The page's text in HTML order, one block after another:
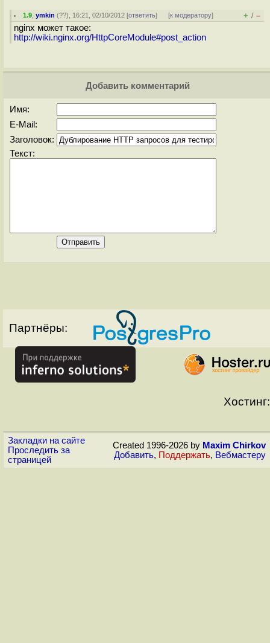
1.9 ,ymkin (??), 16:21, 02/10/2012 [ответить] [к модератору] + / –
nginx может такое:
http://wiki.nginx.org/HttpCoreModule#post_action
Добавить комментарий
Имя:
E-Mail:
Заголовок:
Текст:
Партнёры:
Хостинг:
Закладки на сайте
Проследить за
страницей
Created 1996-2026 by Maxim Chirkov
Добавить, Поддержать, Вебмастеру